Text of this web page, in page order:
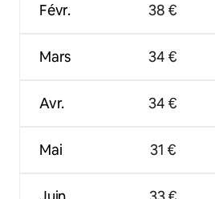
Févr.
Mars
Avr.
Mai
38 €
34 €
34 €
31 €